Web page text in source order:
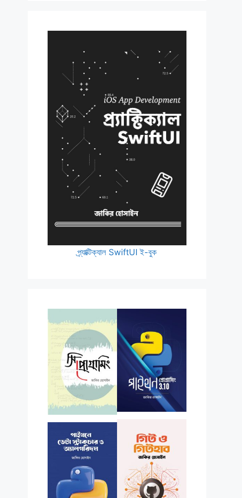
প্র্যাক্টিক্যাল SwiftUI ই-বুক